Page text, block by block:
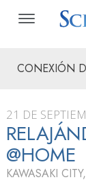
CONEXIÓN
21 DE
@HOME
KAWASAKI